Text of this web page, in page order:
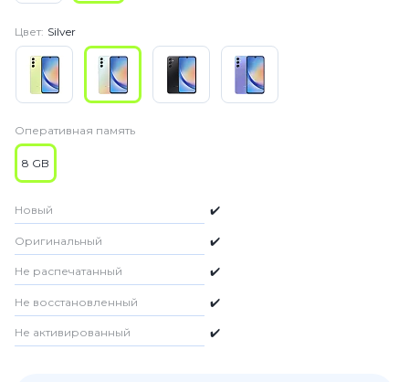
Цвет: Silver
Оперативная память
8 GB
Новый ✔️
Оригинальный ✔️
Не распечатанный ✔️
Не восстановленный ✔️
Не активированный ✔️